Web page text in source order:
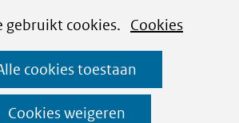
gebruikt cookies. Cookies
cookies toestaan
Cookies weigeren
Ga
naar
de
inhoud